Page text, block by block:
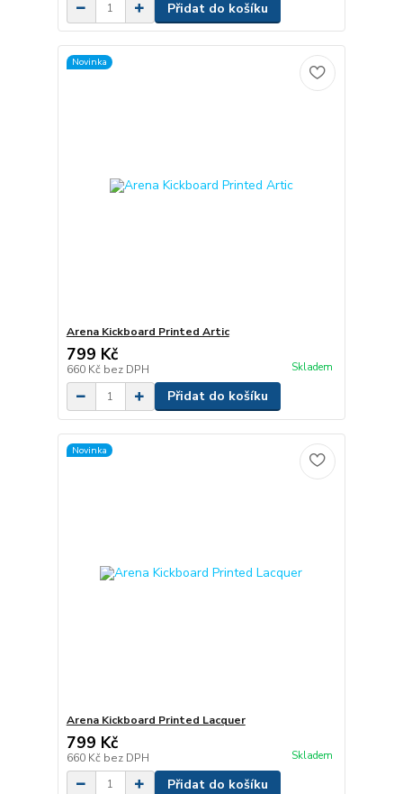
Přidat do košíku
Novinka
Arena Kickboard Printed Artic
799 Kč
660 Kč bez DPH Skladem
Přidat do košíku
Novinka
Arena Kickboard Printed Lacquer
799 Kč
660 Kč bez DPH Skladem
Přidat do košíku